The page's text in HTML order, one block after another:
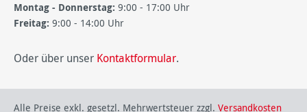
Montag - Donnerstag: 9:00 - 17:00 Uhr
Freitag: 9:00 - 14:00 Uhr
Oder über unser Kontaktformular.
Alle Preise exkl. gesetzl. Mehrwertsteuer zzgl. Versandkosten